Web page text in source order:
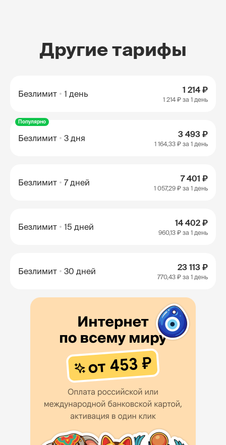
Другие тарифы
Безлимит 1 день 1 214 ₽
1 214 ₽ за 1 день
Популярно
Безлимит 3 дня 3 493 ₽
1 164,33 ₽ за 1 день
Безлимит 7 дней 7 401 ₽
1 057,29 ₽ за 1 день
Безлимит 15 дней 14 402 ₽
960,13 ₽ за 1 день
Безлимит 30 дней 23 113 ₽
770,43 ₽ за 1 день